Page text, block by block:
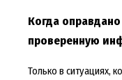
Когда
проверенную
Только в ситуациях,